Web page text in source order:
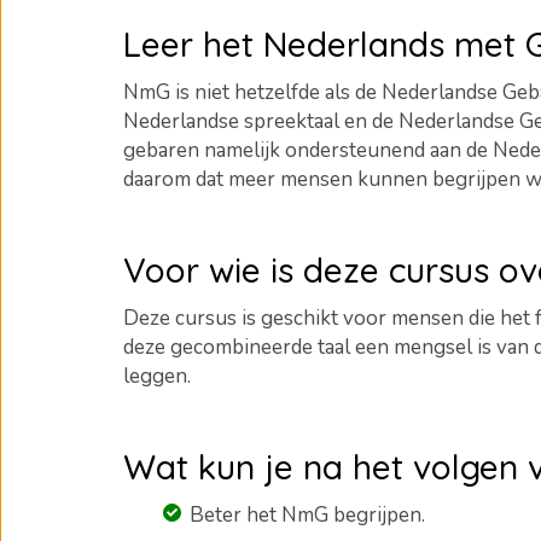
Leer het Nederlands met
NmG is niet hetzelfde als de Nederlandse
Nederlandse spreektaal en de Nederlandse
gebaren namelijk ondersteunend aan de
daarom dat meer mensen kunnen begrijpen
Voor wie is deze cursus
Deze cursus is geschikt voor mensen die
deze gecombineerde taal een mengsel is
leggen.
Wat kun je na het volgen
Beter het NmG begrijpen.